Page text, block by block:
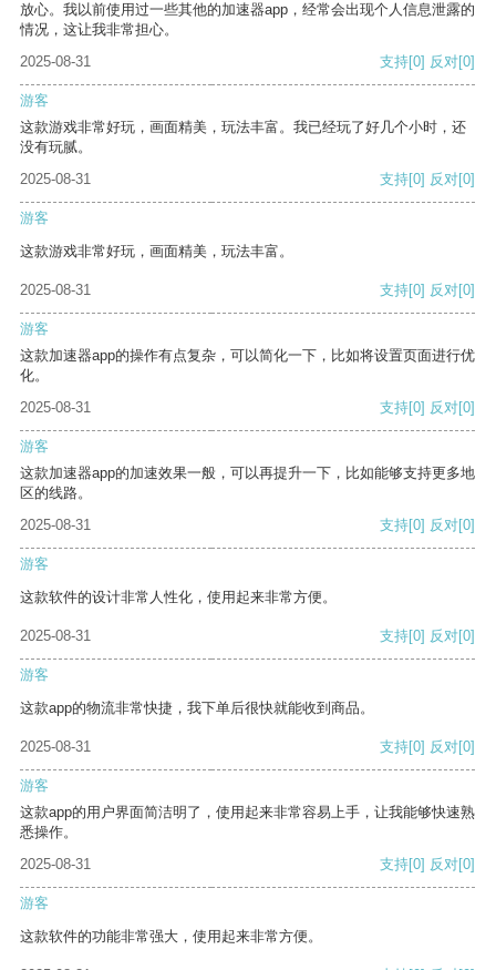
放心。我以前使用过一些其他的加速器app，经常会出现个人信息泄露的
情况，这让我非常担心。
2025-08-31
支持[0] 反对[0]
游客
这款游戏非常好玩，画面精美，玩法丰富。我已经玩了好几个小时，还
没有玩腻。
2025-08-31
支持[0] 反对[0]
游客
这款游戏非常好玩，画面精美，玩法丰富。
2025-08-31 支持[0] 反对[0]
游客
这款加速器app的操作有点复杂，可以简化一下，比如将设置页面进行优
化。
2025-08-31
支持[0] 反对[0]
游客
这款加速器app的加速效果一般，可以再提升一下，比如能够支持更多地
区的线路。
2025-08-31
支持[0] 反对[0]
游客
这款软件的设计非常人性化，使用起来非常方便。
2025-08-31 支持[0] 反对[0]
游客
这款app的物流非常快捷，我下单后很快就能收到商品。
2025-08-31 支持[0] 反对[0]
游客
这款app的用户界面简洁明了，使用起来非常容易上手，让我能够快速熟
悉操作。
2025-08-31
支持[0] 反对[0]
游客
这款软件的功能非常强大，使用起来非常方便。